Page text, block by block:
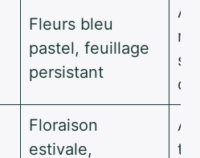
Fleurs bleu
pastel, feuillage
persistant
Floraison
estivale,